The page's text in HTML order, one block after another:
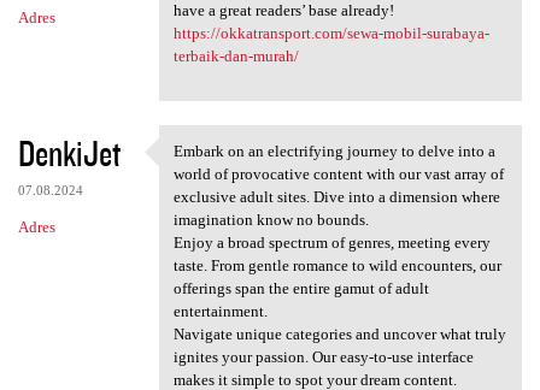
Adres
have a great readers’ base already!
https://okkatransport.com/sewa-mobil-surabaya-
terbaik-dan-murah/
DenkiJet
07.08.2024
Adres
Embark on an electrifying
Embark on an electrifying journey to delve into a
world of provocative content with our vast array of
exclusive adult sites. Dive into a dimension where
imagination know no bounds.
Enjoy a broad spectrum of genres, meeting every
taste. From gentle romance to wild encounters, our
offerings span the entire gamut of adult
entertainment.
Navigate unique categories and uncover what truly
ignites your passion. Our easy-to-use interface
makes it simple to spot your dream content.